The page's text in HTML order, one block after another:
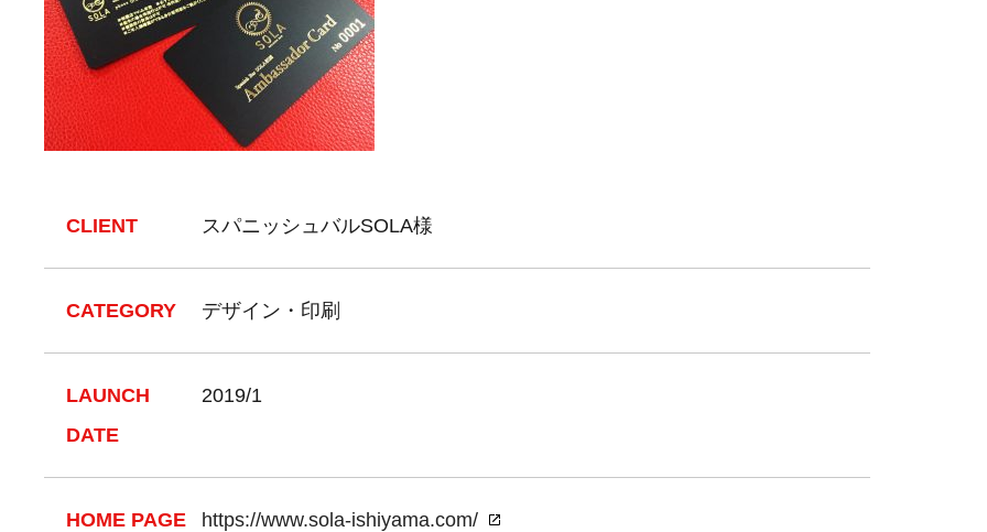
CLIENT スパニッシュバルSOLA様
CATEGORY デザイン・印刷
LAUNCH
DATE
2019/1
HOME PAGE https://www.sola-ishiyama.com/